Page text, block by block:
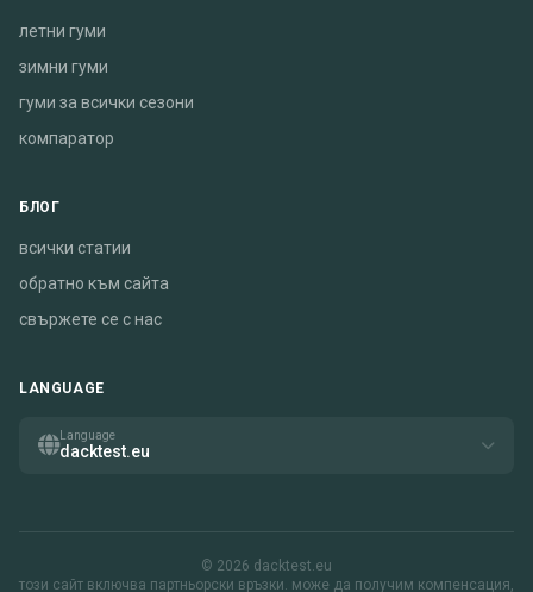
летни гуми
зимни гуми
гуми за всички сезони
компаратор
БЛОГ
всички статии
обратно към сайта
свържете се с нас
LANGUAGE
Language
dacktest.eu
© 2026 dacktest.eu
този сайт включва партньорски връзки. може да получим компенсация,